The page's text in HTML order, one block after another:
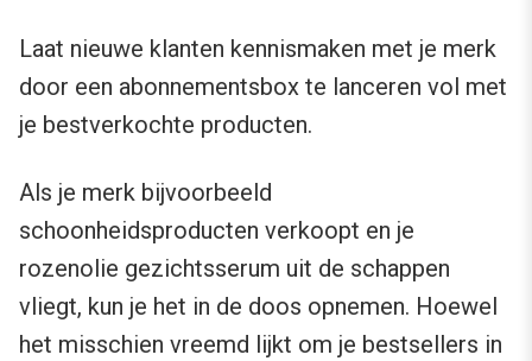
Laat nieuwe klanten kennismaken met je merk
door een abonnementsbox te lanceren vol met
je bestverkochte producten.
Als je merk bijvoorbeeld
schoonheidsproducten verkoopt en je
rozenolie gezichtsserum uit de schappen
vliegt, kun je het in de doos opnemen. Hoewel
het misschien vreemd lijkt om je bestsellers in